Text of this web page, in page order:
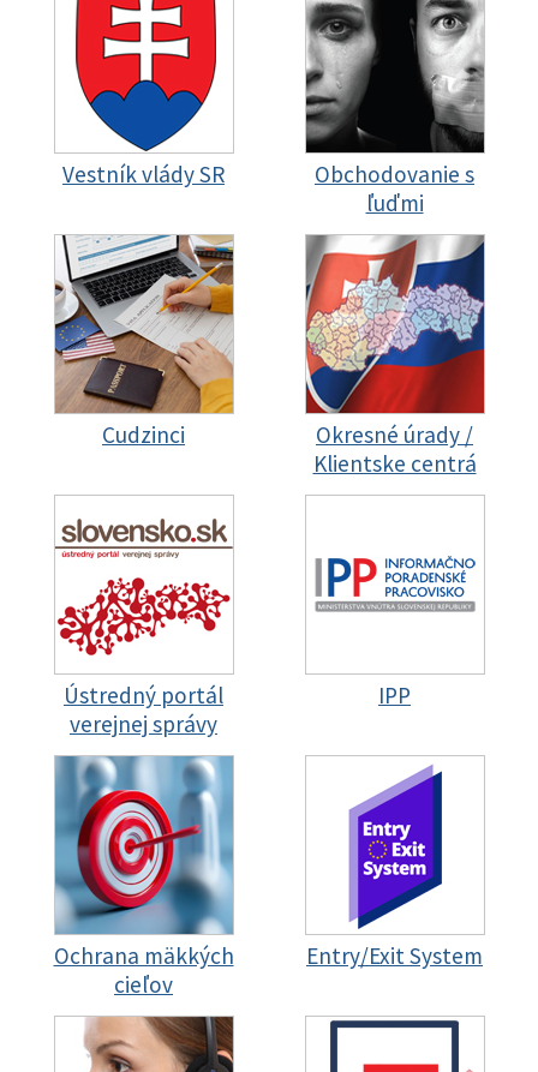
Vestník vlády SR
Obchodovanie s
ľuďmi
Cudzinci
Okresné úrady /
Klientske centrá
Ústredný portál
verejnej správy
IPP
Ochrana mäkkých
cieľov
Entry/Exit System